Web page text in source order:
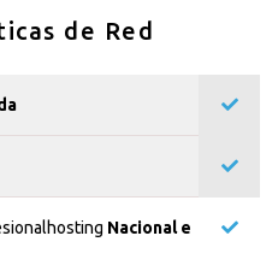
de Red
Nacional e